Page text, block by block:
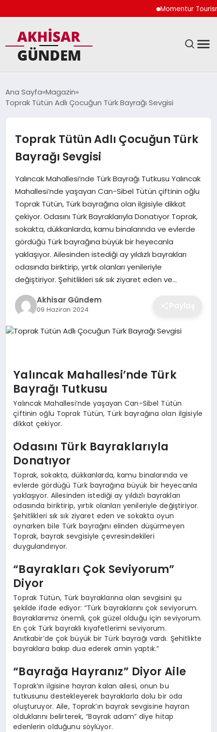
Momentur
DÜNYA
EKONOMI
SPOR
TEKNOLOJI
YAŞAM
Ana Sayfa Magazin
Toprak Tütün Adlı Çocuğun Türk Bayrağı Sevgisi
Toprak Tütün Adlı Çocuğun Türk
Bayrağı Sevgisi
Yalıncak Mahallesi’nde Türk Bayrağı Tutkusu Yalıncak
Mahallesi’nde yaşayan Can-Sibel Tütün çiftinin oğlu
Toprak Tütün, Türk bayrağına olan ilgisiyle dikkat
çekiyor. Odasını Türk Bayraklarıyla Donatıyor Toprak,
sokakta, dükkanlarda, kamu binalarında ve evlerde
gördüğü Türk bayrağına büyük bir heyecanla
yaklaşıyor. Ailesinden istediği ay yıldızlı bayrakları
odasında biriktirip, yırtık olanları yenileriyle
değiştiriyor. Şehitlikleri sık sık ziyaret eden ve…
Akhisar Gündem
09 Haziran 2024
Yalıncak Mahallesi’nde Türk
Bayrağı Tutkusu
Yalıncak Mahallesi’nde yaşayan Can-Sibel Tütün
çiftinin oğlu Toprak Tütün, Türk bayrağına olan ilgisiyle
dikkat çekiyor.
Odasını Türk Bayraklarıyla
Donatıyor
Toprak, sokakta, dükkanlarda, kamu binalarında ve
evlerde gördüğü Türk bayrağına büyük bir heyecanla
yaklaşıyor. Ailesinden istediği ay yıldızlı bayrakları
odasında biriktirip, yırtık olanları yenileriyle değiştiriyor.
Şehitlikleri sık sık ziyaret eden ve sokakta oyun
oynarken bile Türk bayrağını elinden düşürmeyen
Toprak, bayrak sevgisiyle çevresindekileri
duygulandırıyor.
“Bayrakları Çok Seviyorum”
Diyor
Toprak Tütün, Türk bayraklarına olan sevgisini şu
şekilde ifade ediyor: “Türk bayraklarını çok seviyorum.
Bayraklarımız önemli, çok güzel olduğu için seviyorum.
En çok Türk bayraklı kıyafetlerimi seviyorum.
Anıtkabir’de çok büyük bir Türk bayrağı vardı. Şehitlikte
bayraklara bakıp dua ederek amin yaptık.”
“Bayrağa Hayranız” Diyor Aile
Toprak’ın ilgisine hayran kalan ailesi, onun bu
tutkusunu destekleyerek bayraklarla dolu bir oda
oluşturuyor. Aile, Toprak’ın bayrak sevgisine hayran
olduklarını belirterek, “Bayrak adam” diye hitap
edenlerin olduğunu söylüyor.